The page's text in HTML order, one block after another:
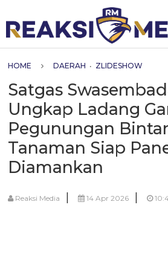
HOME DAERAH • ZLIDESHOW
Satgas
Ungkap Ladang
Pegunungan
Tanaman Siap
Diamankan
Reaksi Media | 14 Apr 2026 |